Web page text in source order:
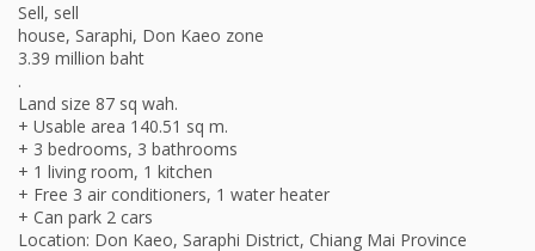
Sell, sell
house, Saraphi, Don Kaeo zone
3.39 million baht
.
Land size 87 sq wah.
+ Usable area 140.51 sq m.
+ 3 bedrooms, 3 bathrooms
+ 1 living room, 1 kitchen
+ Free 3 air conditioners, 1 water heater
+ Can park 2 cars
Location: Don Kaeo, Saraphi District, Chiang Mai Province